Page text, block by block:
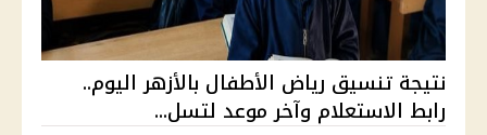
نتيجة تنسيق رياض الأطفال بالأزهر اليوم..
رابط الاستعلام وآخر موعد لتسل...